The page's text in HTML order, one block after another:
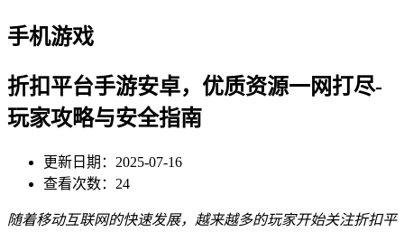
手机游戏
折扣平台手游安卓，优质资源一网打尽-
玩家攻略与安全指南
更新日期：2025-07-16
查看次数：24
随着移动互联网的快速发展，越来越多的玩家开始关注折扣平